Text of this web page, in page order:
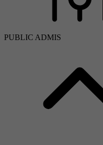
PUBLIC ADMIS